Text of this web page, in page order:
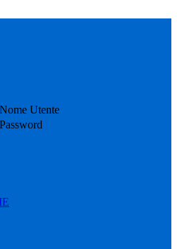
Nome Utente
Password